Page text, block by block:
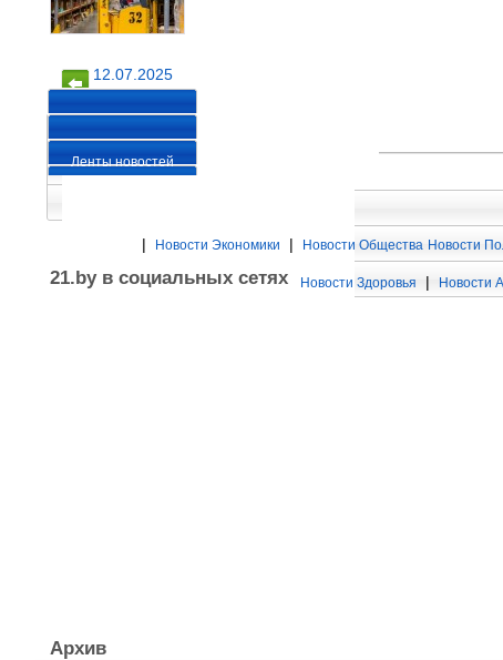
12.07.2025
14.07.2025
Ленты новостей
| Новости Экономики | Новости Общества Новости
Новости Здоровья | Новости
21.by в социальных сетях
Архив